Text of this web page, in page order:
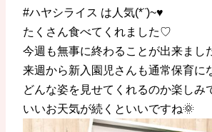
#ハヤシライス は人気(*¨)~♥
たくさん食べてくれました♡
今週も無事に終わることが出来ました
来週から新入園児さんも通常保育に
どんな姿を見せてくれるのか楽しみ
いいお天気が続くといいですね🌞